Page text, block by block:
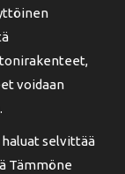
voidaan
selvittää
Tämmöne